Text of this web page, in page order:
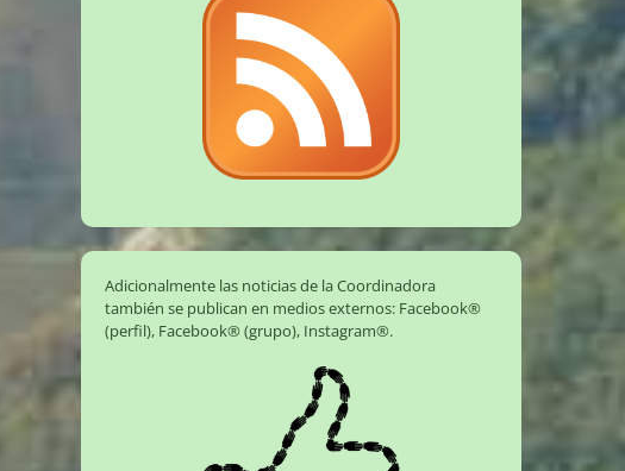
Adicionalmente las noticias de la Coordinadora
también se publican en medios externos: Facebook®
(perfil), Facebook® (grupo), Instagram®.